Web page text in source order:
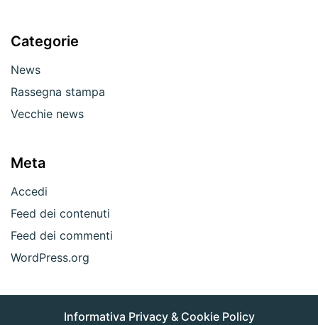
Categorie
News
Rassegna stampa
Vecchie news
Meta
Accedi
Feed dei contenuti
Feed dei commenti
WordPress.org
Informativa Privacy & Cookie Policy